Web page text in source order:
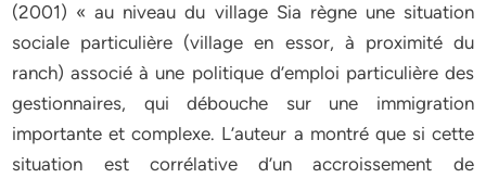
(2001) « au niveau du village Sia règne une situation
sociale particulière (village en essor, à proximité du
ranch) associé à une politique d’emploi particulière des
gestionnaires, qui débouche sur une immigration
importante et complexe. L’auteur a montré que si cette
situation est corrélative d’un accroissement de